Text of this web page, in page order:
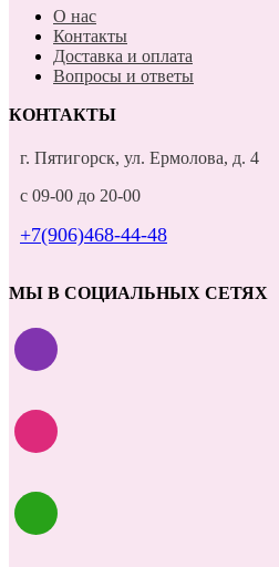
О нас
Контакты
Доставка и оплата
Вопросы и ответы
КОНТАКТЫ
г. Пятигорск, ул. Ермолова, д. 4
с 09-00 до 20-00
+7(906)468-44-48
МЫ В СОЦИАЛЬНЫХ СЕТЯХ